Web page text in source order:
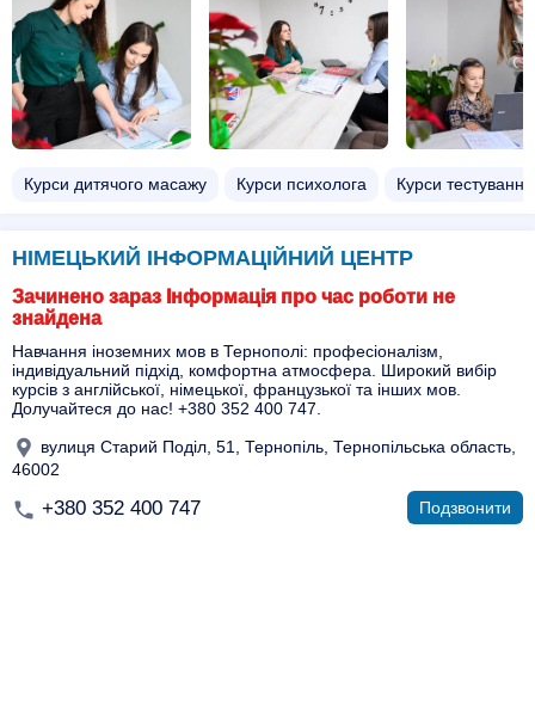
Курси дитячого масажу Курси психолога Курси тестування
НІМЕЦЬКИЙ ІНФОРМАЦІЙНИЙ ЦЕНТР
Зачинено зараз Інформація про час роботи не
знайдена
Навчання іноземних мов в Тернополі: професіоналізм,
індивідуальний підхід, комфортна атмосфера. Широкий вибір
курсів з англійської, німецької, французької та інших мов.
Долучайтеся до нас! +380 352 400 747.
вулиця Старий Поділ, 51, Тернопіль, Тернопільська область,
46002
+380 352 400 747 Подзвонити